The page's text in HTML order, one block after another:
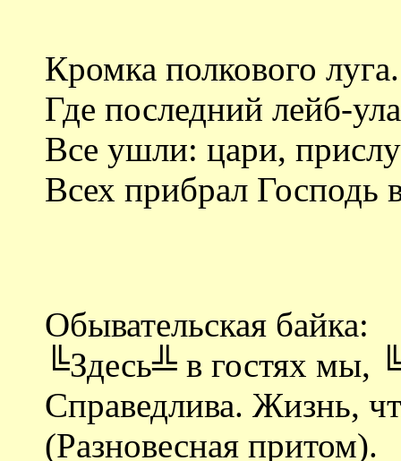
Кромка полкового луга.
Где последний лейб-
Все ушли: цари,
Всех прибрал Господь
Обывательская байка:
╚Здесь╩ в гостях мы,
Справедлива. Жизнь,
(Разновесная притом).